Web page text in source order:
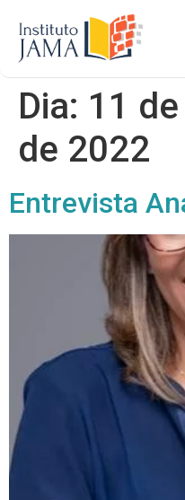
Dia: 11
de 2022
Entrevista